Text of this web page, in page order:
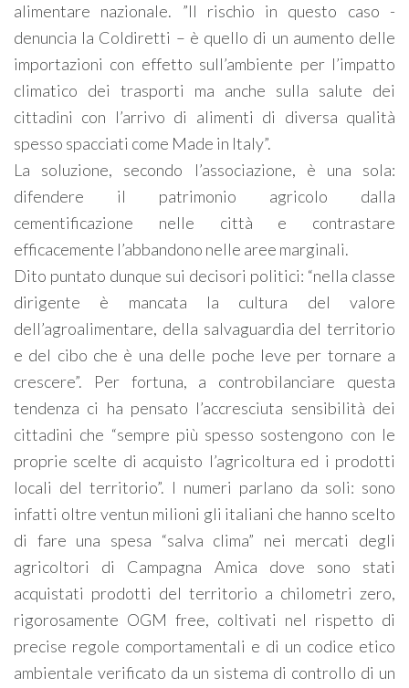
alimentare nazionale. ”Il rischio in questo caso -
denuncia la Coldiretti – è quello di un aumento delle
importazioni con effetto sull’ambiente per l’impatto
climatico dei trasporti ma anche sulla salute dei
cittadini con l’arrivo di alimenti di diversa qualità
spesso spacciati come Made in Italy”.
La soluzione, secondo l’associazione, è una sola:
difendere il patrimonio agricolo dalla
cementificazione nelle città e contrastare
efficacemente l’abbandono nelle aree marginali.
Dito puntato dunque sui decisori politici: “nella classe
dirigente è mancata la cultura del valore
dell’agroalimentare, della salvaguardia del territorio
e del cibo che è una delle poche leve per tornare a
crescere”. Per fortuna, a controbilanciare questa
tendenza ci ha pensato l’accresciuta sensibilità dei
cittadini che “sempre più spesso sostengono con le
proprie scelte di acquisto l’agricoltura ed i prodotti
locali del territorio”. I numeri parlano da soli: sono
infatti oltre ventun milioni gli italiani che hanno scelto
di fare una spesa “salva clima” nei mercati degli
agricoltori di Campagna Amica dove sono stati
acquistati prodotti del territorio a chilometri zero,
rigorosamente OGM free, coltivati nel rispetto di
precise regole comportamentali e di un codice etico
ambientale verificato da un sistema di controllo di un